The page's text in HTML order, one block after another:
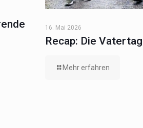
16. Mai 2026
Recap: Die
Mehr erfahren